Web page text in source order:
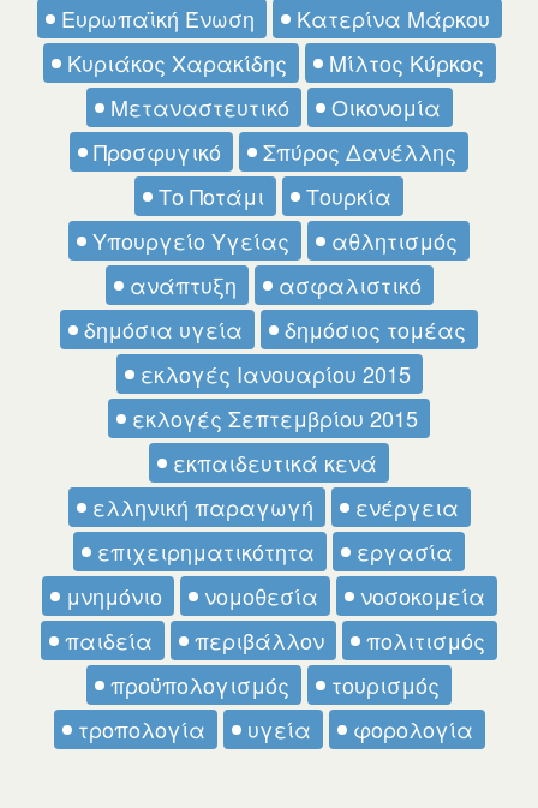
Ευρωπαϊκή Ένωση
Κατερίνα Μάρκου
Κυριάκος Χαρακίδης
Μίλτος Κύρκος
Μεταναστευτικό
Οικονομία
Προσφυγικό
Σπύρος Δανέλλης
Το Ποτάμι
Τουρκία
Υπουργείο Υγείας
αθλητισμός
ανάπτυξη
ασφαλιστικό
δημόσια υγεία
δημόσιος τομέας
εκλογές Ιανουαρίου 2015
εκλογές Σεπτεμβρίου 2015
εκπαιδευτικά κενά
ελληνική παραγωγή
ενέργεια
επιχειρηματικότητα
εργασία
μνημόνιο
νομοθεσία
νοσοκομεία
παιδεία
περιβάλλον
πολιτισμός
προϋπολογισμός
τουρισμός
τροπολογία
υγεία φορολογία